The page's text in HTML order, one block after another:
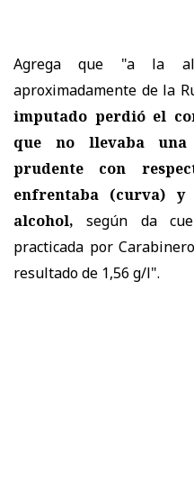
Agrega que "a la
aproximadamente de la
imputado perdió el
que no llevaba una
prudente con
enfrentaba (curva)
alcohol, según da
practicada por
resultado de 1,56 g/l".